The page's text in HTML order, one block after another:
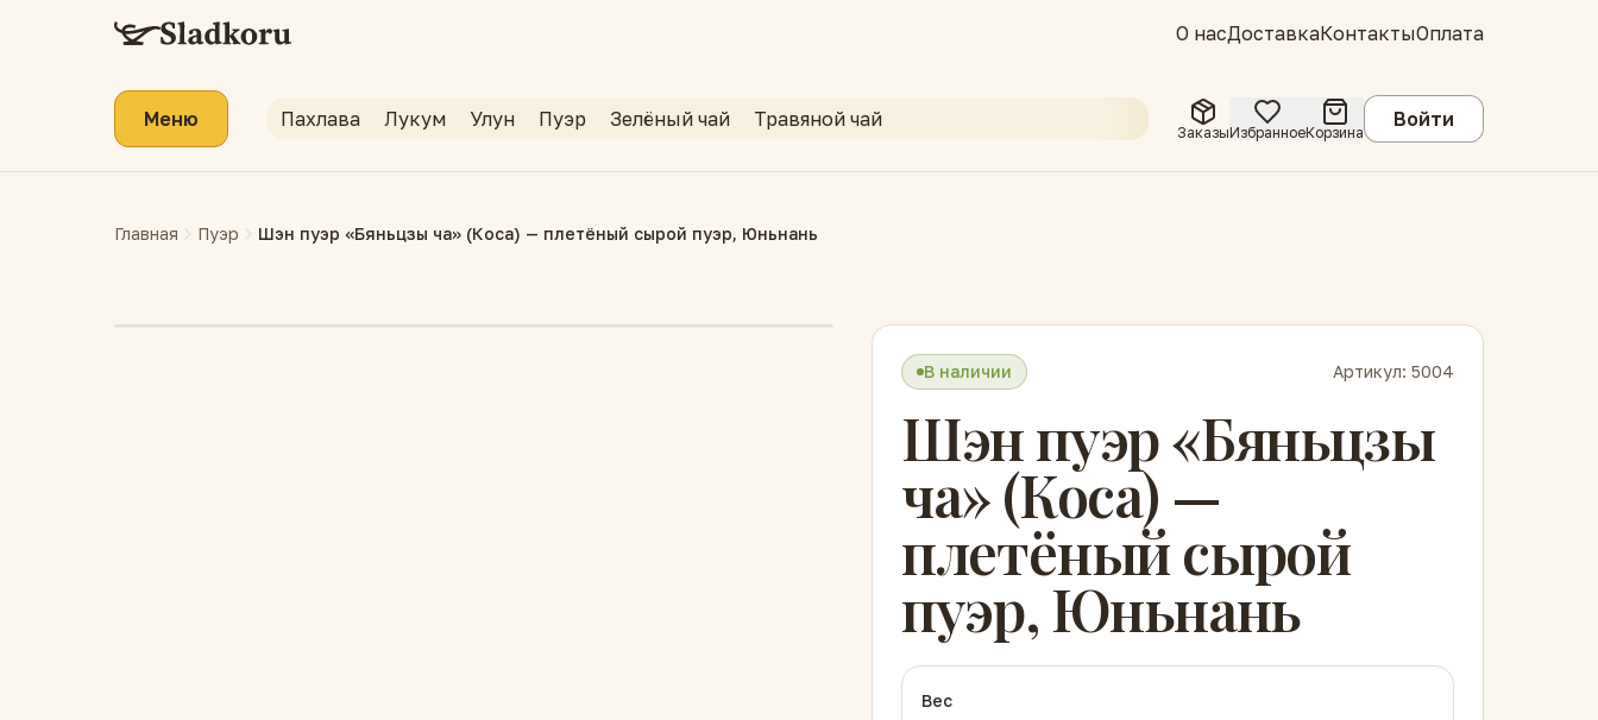
О насДоставкаКонтактыОплата
Меню Пахлава Лукум Улун Пуэр Зелёный чай Травяной чай
ЗаказыИзбранноеКорзина
Войти
Главная Пуэр Шэн пуэр «Бяньцзы ча» (Коса) — плетёный сырой пуэр, Юньнань
В наличии Артикул: 5004
Шэн пуэр «Бяньцзы
ча» (Коса) —
плетёный сырой
пуэр, Юньнань
Вес